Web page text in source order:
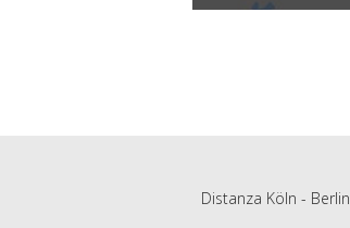
Distanza Köln - Berlin